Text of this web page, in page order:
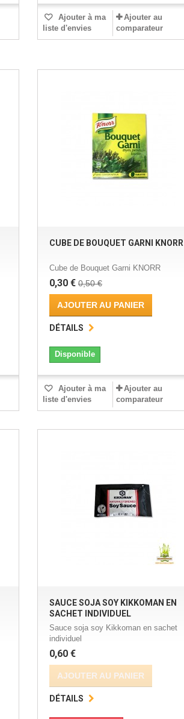
Ajouter à ma
liste d'envies
Ajouter au
comparateur
CUBE DE BOUQUET GARNI KNORR
Cube de Bouquet Garni KNORR
0,30 € 0,50 €
AJOUTER AU PANIER
DÉTAILS
Disponible
Ajouter à ma
liste d'envies
Ajouter au
comparateur
SAUCE SOJA SOY KIKKOMAN EN
SACHET INDIVIDUEL
Sauce soja soy Kikkoman en sachet
individuel
0,60 €
AJOUTER AU PANIER
DÉTAILS